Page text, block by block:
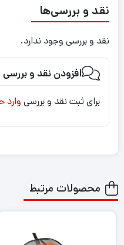
نقد و بررسی‌ها
نقد و بررسی وجود ندارد.
افزودن نقد و بررسی
برای ثبت نقد و بررسی وارد
محصولات مرتبط